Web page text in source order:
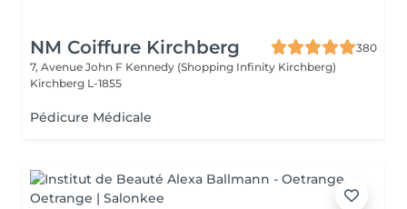
NM Coiffure Kirchberg
380
7, Avenue John F Kennedy (Shopping Infinity Kirchberg)
Kirchberg L-1855
Pédicure Médicale